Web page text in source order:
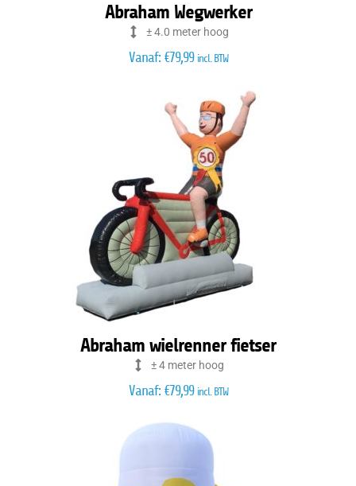
Abraham Wegwerker
± 4.0 meter hoog
Vanaf: €79,99 incl. BTW
Abraham wielrenner fietser
± 4 meter hoog
Vanaf: €79,99 incl. BTW